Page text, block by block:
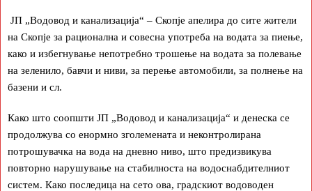
ЈП „Водовод и канализација“ – Скопје апелира до сите жители
на Скопје за рационална и совесна употреба на водата за пиење,
како и избегнување непотребно трошење на водата за полевање
на зеленило, бавчи и ниви, за перење автомобили, за полнење на
базени и сл.
Како што соопшти ЈП „Водовод и канализација“ и денеска се
продолжува со енормно зголемената и неконтролирана
потрошувачка на вода на дневно ниво, што предизвикува
повторно нарушување на стабилноста на водоснабдителниот
систем. Како последица на сето ова, градскиот водоводен